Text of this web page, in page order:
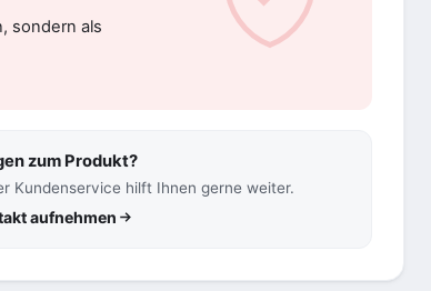
sondern als
zum Produkt?
Kundenservice hilft Ihnen gerne weiter.
aufnehmen